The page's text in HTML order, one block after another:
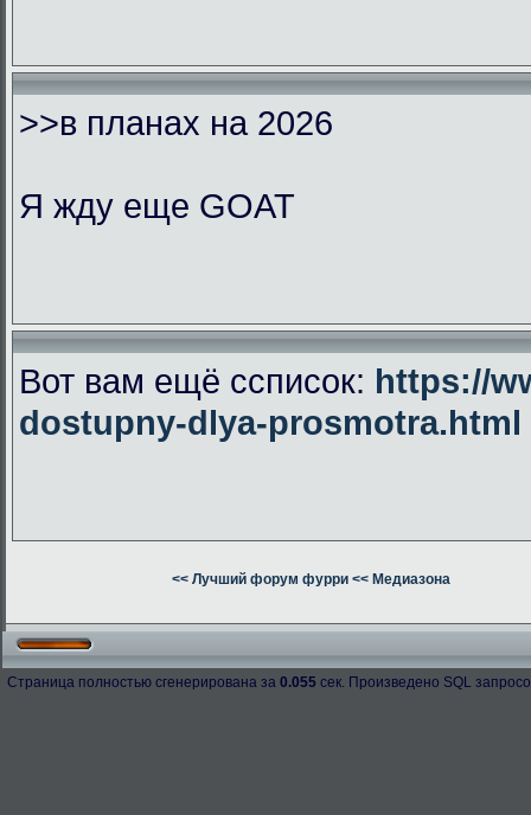
>>в планах на 2026
Я жду еще GOAT
Вот вам ещё ссписок: https://
dostupny-dlya-prosmotra.html
<< Лучший форум фурри << Медиазона
Страница полностью сгенерирована за 0.055 сек. Произведено SQL